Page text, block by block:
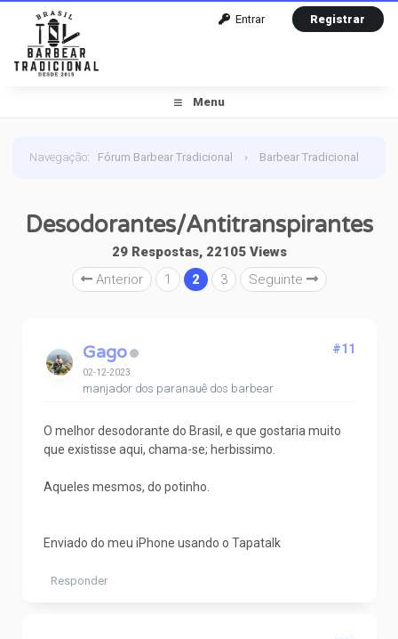
Entrar Registrar
Menu
Navegação: Fórum Barbear Tradicional › Barbear Tradicional
Desodorantes/Antitranspirantes
29 Respostas, 22105 Views
Anterior
1 2 3 Seguinte
Gago
02-12-2023
manjador dos paranauê dos barbear
#11
O melhor desodorante do Brasil, e que gostaria muito
que existisse aqui, chama-se; herbissimo.
Aqueles mesmos, do potinho.
Enviado do meu iPhone usando o Tapatalk
Responder